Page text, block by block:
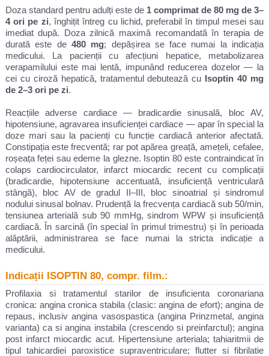
Doza standard pentru adulți este de 1 comprimat de 80 mg de 3–
4 ori pe zi, înghițit întreg cu lichid, preferabil în timpul mesei sau
imediat după. Doza zilnică maximă recomandată în terapia de
durată este de 480 mg; depășirea se face numai la indicația
medicului. La pacienții cu afecțiuni hepatice, metabolizarea
verapamilului este mai lentă, impunând reducerea dozelor — la
cei cu ciroză hepatică, tratamentul debutează cu Isoptin 40 mg
de 2–3 ori pe zi.
Reacțiile adverse cardiace — bradicardie sinusală, bloc AV,
hipotensiune, agravarea insuficienței cardiace — apar în special la
doze mari sau la pacienți cu funcție cardiacă anterior afectată.
Constipația este frecventă; rar pot apărea greață, amețeli, cefalee,
roșeața feței sau edeme la glezne. Isoptin 80 este contraindicat în
colaps cardiocirculator, infarct miocardic recent cu complicații
(bradicardie, hipotensiune accentuată, insuficiență ventriculară
stângă), bloc AV de gradul II–III, bloc sinoatrial și sindromul
nodului sinusal bolnav. Prudență la frecvența cardiacă sub 50/min,
tensiunea arterială sub 90 mmHg, sindrom WPW și insuficiență
cardiacă. În sarcină (în special în primul trimestru) și în perioada
alăptării, administrarea se face numai la stricta indicație a
medicului.
Indicații ISOPTIN 80, compr. film.:
Profilaxia si tratamentul starilor de insuficienta coronariana
cronica: angina cronica stabila (clasic: angina de efort); angina de
repaus, inclusiv angina vasospastica (angina Prinzmetal, angina
varianta) ca si angina instabila (crescendo si preinfarctul); angina
post infarct miocardic acut. Hipertensiune arteriala; tahiaritmii de
tipul tahicardiei paroxistice supraventriculare; flutter si fibrilatie